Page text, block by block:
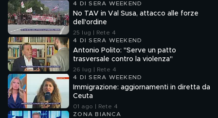
4 DI SERA WEEKEND
No TAV in Val Susa, attacco alle forze
dell'ordine
25 lug | Rete 4
4 DI SERA WEEKEND
Antonio Polito: "Serve un patto
trasversale contro la violenza"
26 lug | Rete 4
4 DI SERA WEEKEND
Immigrazione: aggiornamenti in diretta da
Ceuta
01 ago | Rete 4
ZONA BIANCA